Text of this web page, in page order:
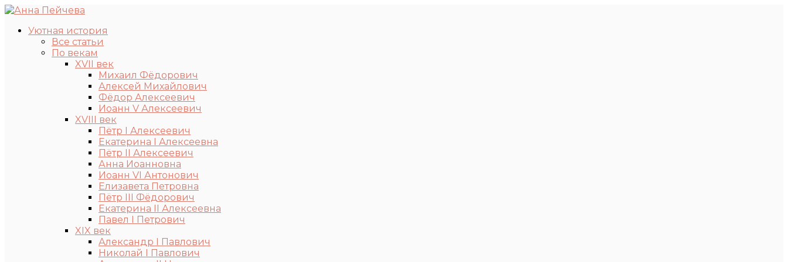
Уютная история
Все статьи
По векам
XVII век
Михаил Фёдорович
Алексей Михайлович
Фёдор Алексеевич
Иоанн V Алексеевич
XVIII век
Пётр I Алексеевич
Екатерина I Алексеевна
Пётр II Алексеевич
Анна Иоанновна
Иоанн VI Антонович
Елизавета Петровна
Пётр III Фёдорович
Екатерина II Алексеевна
Павел I Петрович
XIX век
Александр I Павлович
Николай I Павлович